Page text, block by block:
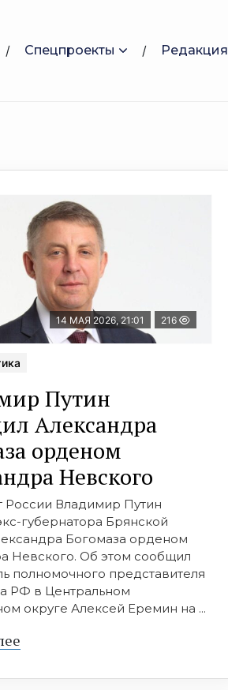
Спецпроекты Редакция
14 МАЯ 2026, 21:01 216
Путин
Александра
орденом
Невского
России Владимир Путин
губернатора Брянской
Богомаза орденом
Невского. Об этом сообщил
полномочного представителя
РФ в Центральном
округе Алексей Еремин на ...